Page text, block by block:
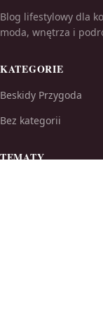
Blog lifestylowy dla
moda, wnętrza i
KATEGORIE
Beskidy Przygoda
Bez kategorii
TEMATY